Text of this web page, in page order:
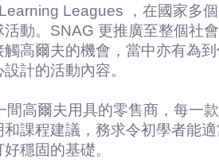
Leagues ，在國家多
活動。SNAG 更推廣至整個社
高爾夫的機會，當中亦有為
計的活動內容。
間高爾夫用具的零售商，每一
課程建議，務求令初學者能
穩固的基礎。